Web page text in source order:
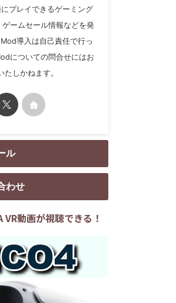
プレイできるゲーミング
ゲームセール情報などを発
導入は自己責任で行っ
についての問合せにはお
たしかねます。
ル
わせ
VR動画が視聴できる！